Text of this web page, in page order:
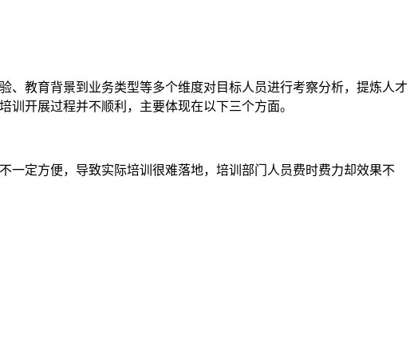
教育背景到业务类型等多个维度对目标人员进行考察分析，提炼人才
开展过程并不顺利，主要体现在以下三个方面。
一定方便，导致实际培训很难落地，培训部门人员费时费力却效果不